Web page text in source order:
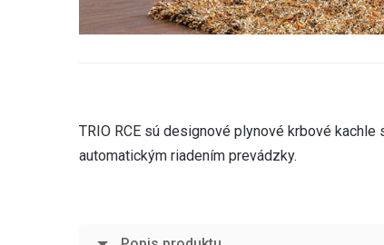
TRIO RCE sú designové plynové krbové
automatickým riadením prevádzky.